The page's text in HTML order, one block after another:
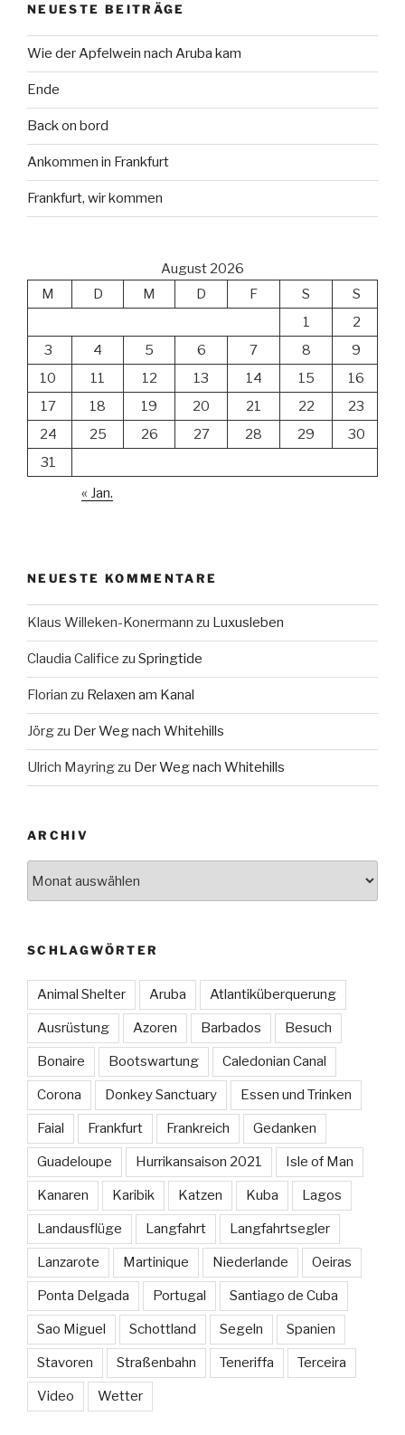
NEUESTE BEITRÄGE
Wie der Apfelwein nach Aruba kam
Ende
Back on bord
Ankommen in Frankfurt
Frankfurt, wir kommen
August 2026
M
D M D F S
S
1
2
3
4 5 6 7 8
9
10
11 12 13 14 15
16
17
18 19 20 21 22
23
24
25 26 27 28 29
30
31
« Jan.
NEUESTE KOMMENTARE
Klaus Willeken-Konermann zu Luxusleben
Claudia Califice zu Springtide
Florian zu Relaxen am Kanal
Jörgzu Der Weg nach Whitehills
Ulrich Mayringzu Der Weg nach Whitehills
ARCHIV
SCHLAGWÖRTER
Animal Shelter Aruba Atlantiküberquerung
Ausrüstung Azoren Barbados Besuch
Bonaire Bootswartung Caledonian Canal
Corona Donkey Sanctuary Essen und Trinken
Faial Frankfurt Frankreich Gedanken
Guadeloupe Hurrikansaison 2021 Isle of Man
Kanaren Karibik Katzen Kuba Lagos
Landausflüge Langfahrt Langfahrtsegler
Lanzarote Martinique Niederlande Oeiras
Ponta Delgada Portugal Santiago de Cuba
Sao Miguel Schottland Segeln Spanien
Stavoren Straßenbahn Teneriffa Terceira
Video Wetter